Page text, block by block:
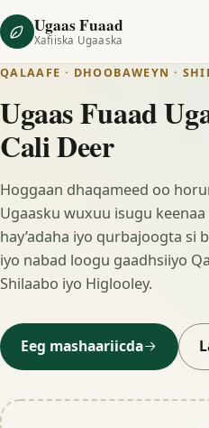
Ugaas Fuaad
Xafiiska Ugaaska
QALAAFE · DHOOBAWEYN ·
Ugaas Fuaad
Cali Deer
Hoggaan dhaqameed oo
Ugaasku wuxuu isugu
hay’adaha iyo qurbajoogta si
iyo nabad loogu gaadhsiiyo
Shilaabo iyo Higlooley.
Eeg mashaariicda